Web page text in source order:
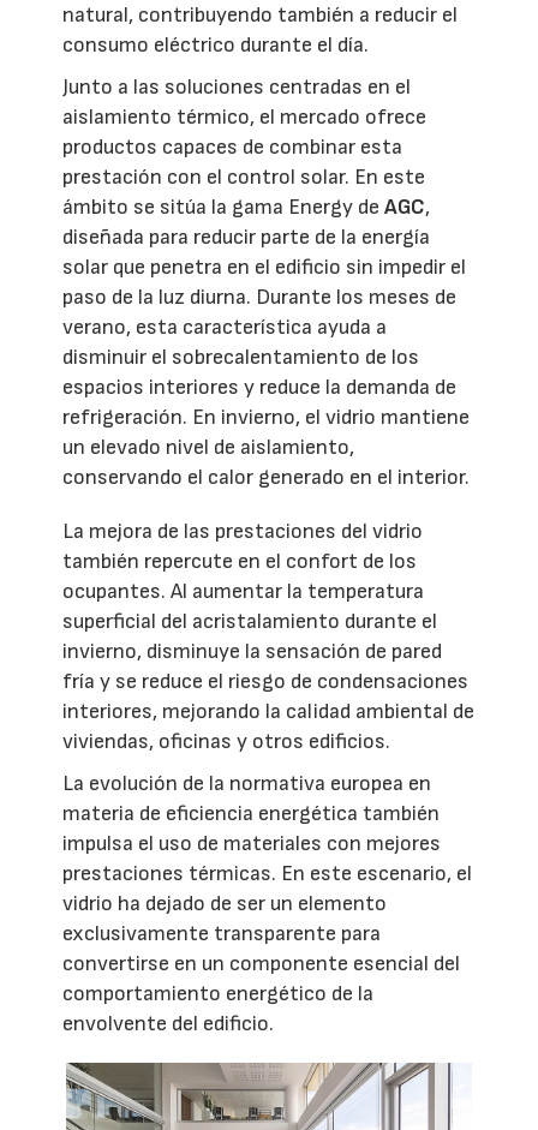
natural, contribuyendo también a reducir el
consumo eléctrico durante el día.
Junto a las soluciones centradas en el
aislamiento térmico, el mercado ofrece
productos capaces de combinar esta
prestación con el control solar. En este
ámbito se sitúa la gama Energy de AGC,
diseñada para reducir parte de la energía
solar que penetra en el edificio sin impedir el
paso de la luz diurna. Durante los meses de
verano, esta característica ayuda a
disminuir el sobrecalentamiento de los
espacios interiores y reduce la demanda de
refrigeración. En invierno, el vidrio mantiene
un elevado nivel de aislamiento,
conservando el calor generado en el interior.
La mejora de las prestaciones del vidrio
también repercute en el confort de los
ocupantes. Al aumentar la temperatura
superficial del acristalamiento durante el
invierno, disminuye la sensación de pared
fría y se reduce el riesgo de condensaciones
interiores, mejorando la calidad ambiental de
viviendas, oficinas y otros edificios.
La evolución de la normativa europea en
materia de eficiencia energética también
impulsa el uso de materiales con mejores
prestaciones térmicas. En este escenario, el
vidrio ha dejado de ser un elemento
exclusivamente transparente para
convertirse en un componente esencial del
comportamiento energético de la
envolvente del edificio.